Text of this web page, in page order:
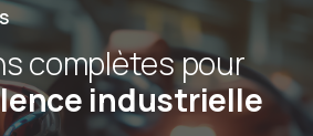
scomplètespour
lence industrielle